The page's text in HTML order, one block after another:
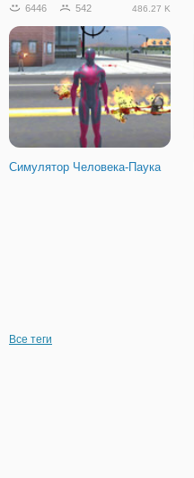
6446 542 486.27 K
Симулятор Человека-Паука
Все теги